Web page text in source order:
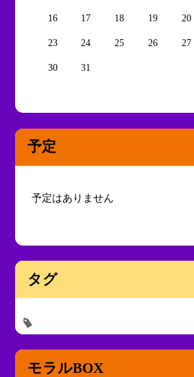
16 17 18 19 20
23 24 25 26 27
30 31
予定
予定はありません
タグ
モラルBOX